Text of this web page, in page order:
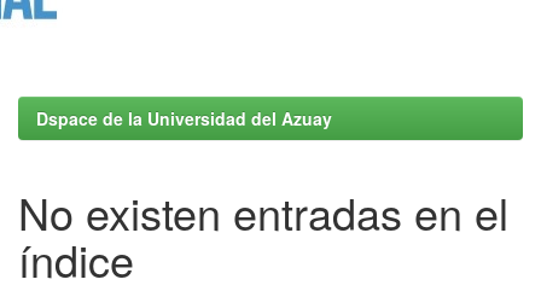
Dspace de la Universidad del Azuay
No existen entradas en el
índice